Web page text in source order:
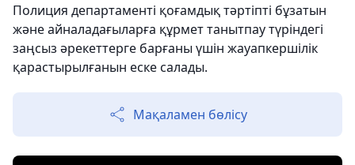
Полиция департаменті қоғамдық тәртіпті бұзатын
және айналадағыларға құрмет танытпау түріндегі
заңсыз әрекеттерге барғаны үшін жауапкершілік
қарастырылғанын еске салады.
Мақаламен бөлісу